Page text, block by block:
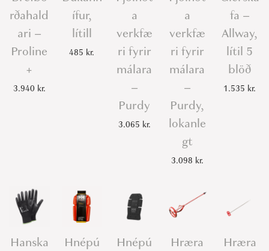
t
rðahald
ari –
Proline
+
3.940 kr.
ífur,
lítill
485 kr.
a
verkfæ
ri fyrir
málara
–
Purdy
3.065 kr.
a
verkfæ
ri fyrir
málara
–
Purdy,
lokanle
gt
3.098 kr.
fa –
Allway,
lítil 5
blöð
1.535 kr.
Hanska
Hnépú
Hnépú
Hræra
Hræra